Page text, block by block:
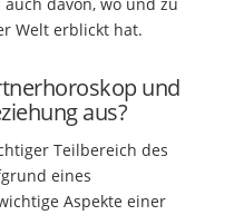
Welt erblickt hat.
und
aus?
Teilbereich des
eines
Aspekte einer